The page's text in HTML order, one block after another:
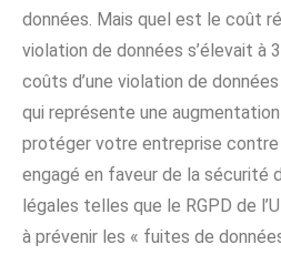
données. Mais quel est le coût
violation de données s’élevait à
coûts d’une violation de
qui représente une
protéger votre entreprise contre
engagé en faveur de la sécurité
légales telles que le RGPD de
à prévenir les « fuites de